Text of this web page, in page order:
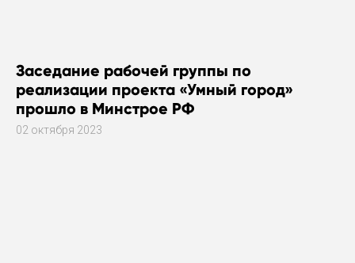
Заседание рабочей группы по
реализации проекта «Умный город»
прошло в Минстрое РФ
02 октября 2023